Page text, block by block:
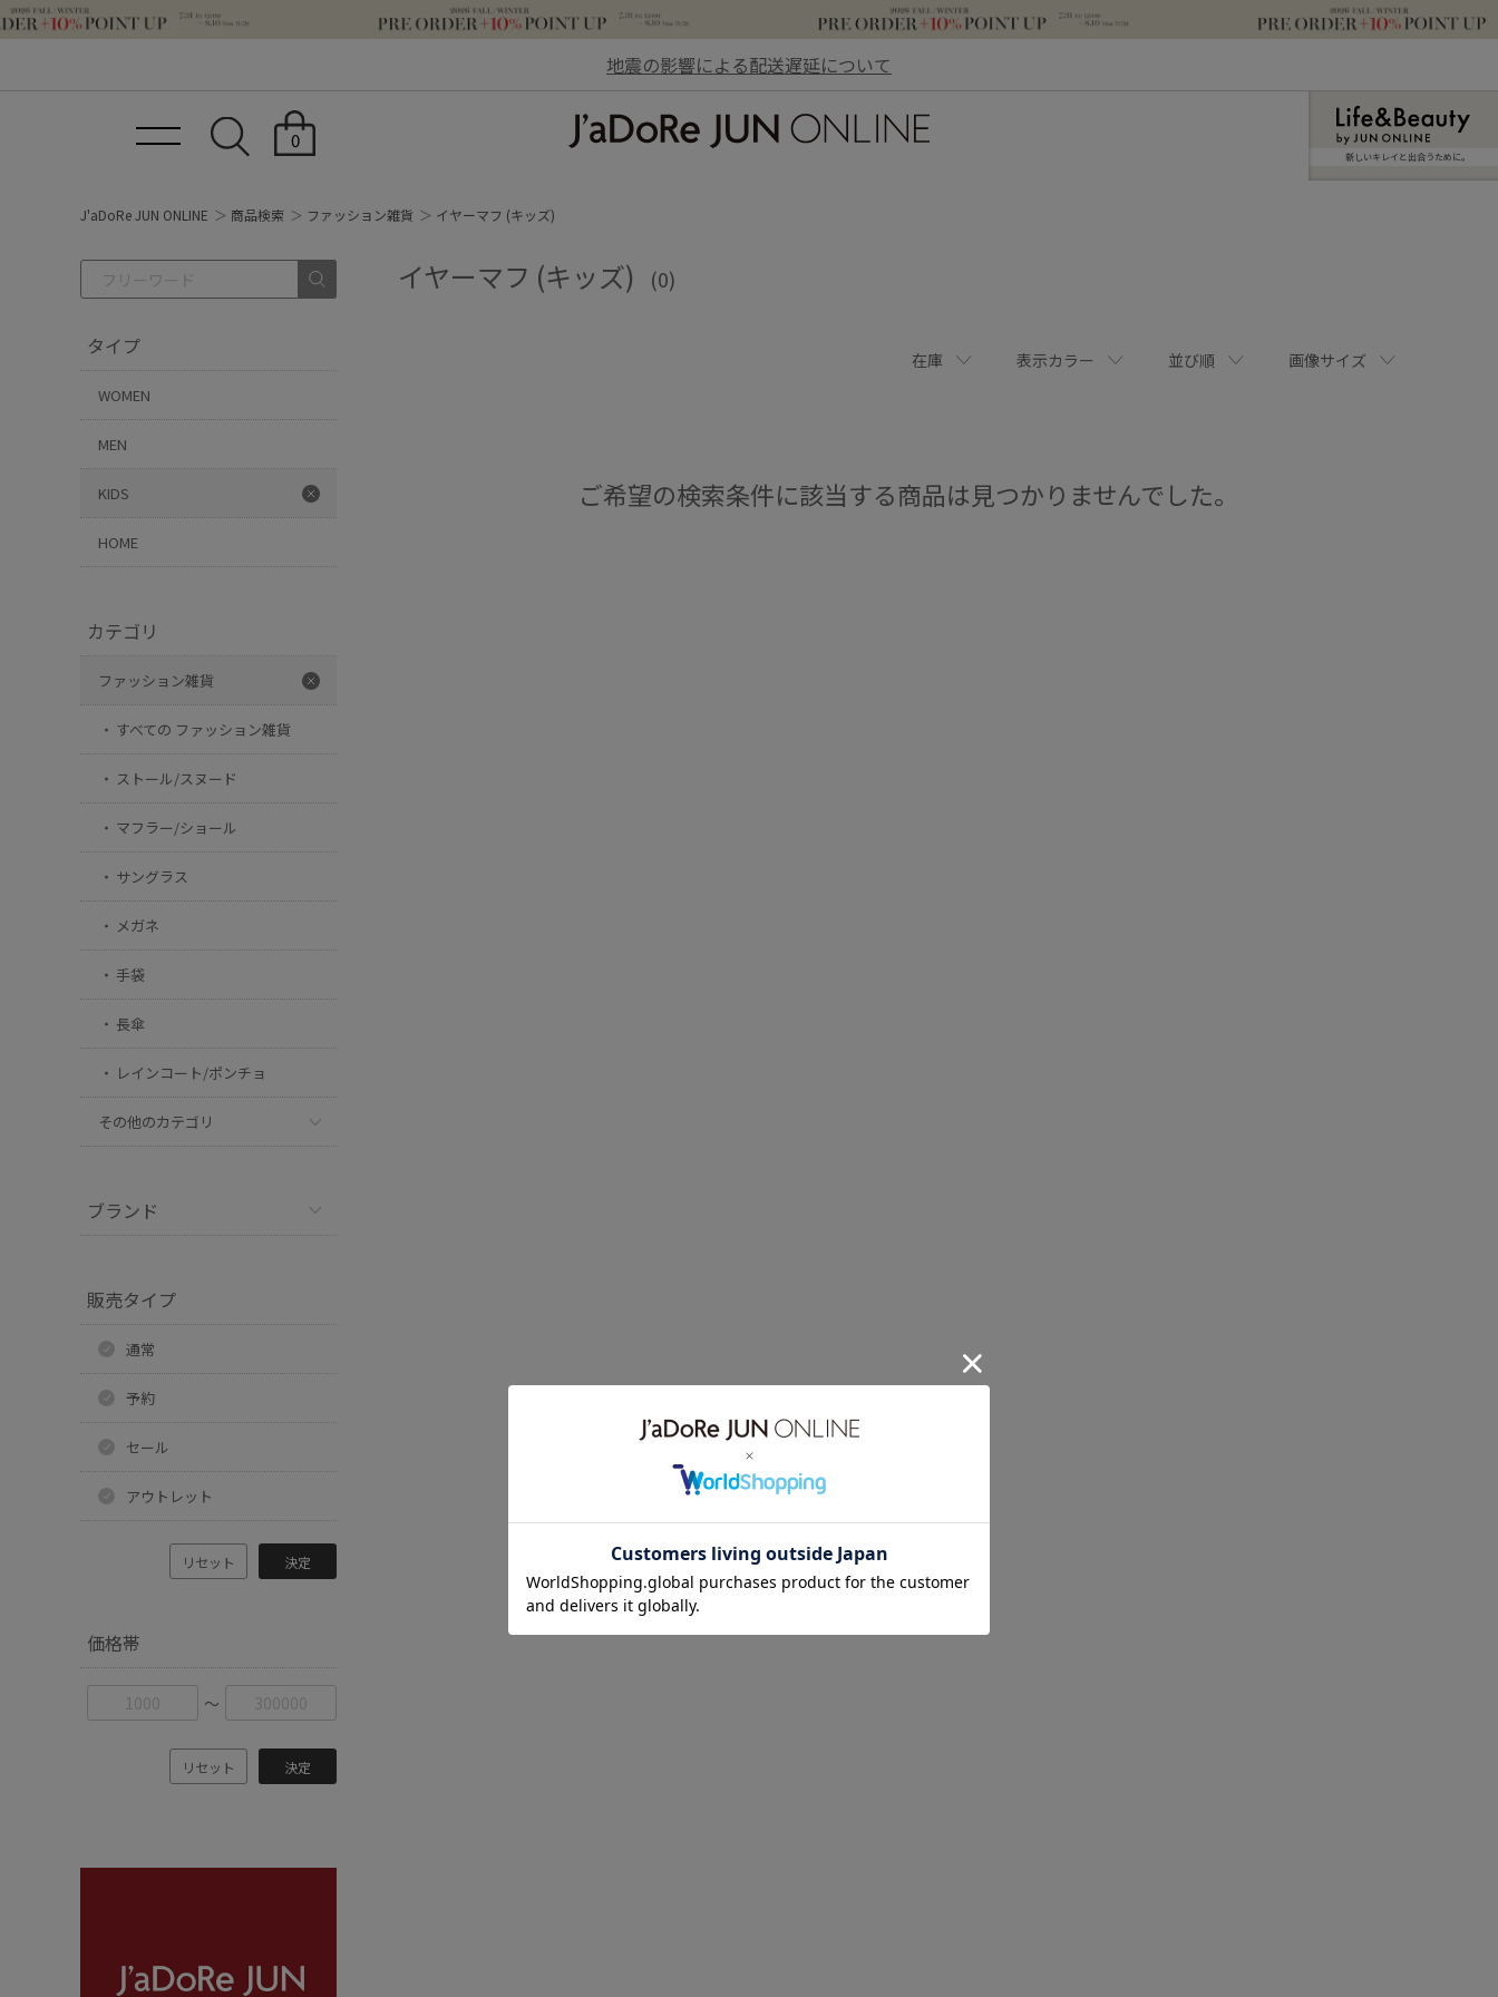
地震の影響による配送遅延について
0
新しいキレイと出合うために。
J'aDoRe JUN ONLINE 商品検索 ファッション雑貨 イヤーマフ (キッズ)
タイプ
WOMEN
MEN
KIDS
HOME
カテゴリ
ファッション雑貨
すべての ファッション雑貨
ストール/スヌード
マフラー/ショール
サングラス
メガネ
手袋
長傘
レインコート/ポンチョ
その他のカテゴリ
ブランド
販売タイプ
通常
予約
セール
アウトレット
リセット 決定
価格帯
〜
リセット 決定
イヤーマフ (キッズ) (0)
在庫 表示カラー 並び順 画像サイズ
ご希望の検索条件に該当する商品は見つかりませんでした。